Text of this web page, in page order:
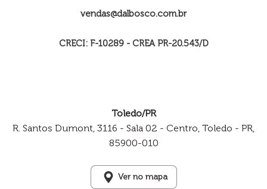
vendas@dalbosco.com.br
CRECI: F-10289 - CREA PR-20.543/D
Toledo/PR
R. Santos Dumont, 3116 - Sala 02 - Centro, Toledo - PR,
85900-010
Ver no mapa